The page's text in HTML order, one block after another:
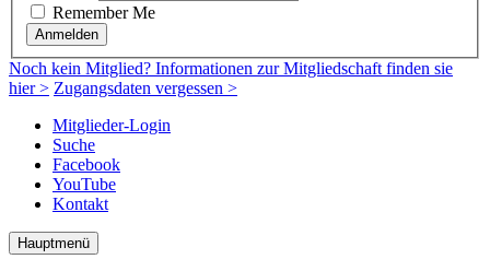
Remember Me
Anmelden
Noch kein Mitglied? Informationen zur Mitgliedschaft finden sie
hier > Zugangsdaten vergessen >
Mitglieder-Login
Suche
Facebook
YouTube
Kontakt
Hauptmenü